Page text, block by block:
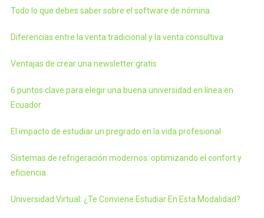
Todo lo que debes saber sobre el software de nómina
Diferencias entre la venta tradicional y la venta consultiva
Ventajas de crear una newsletter gratis
6 puntos clave para elegir una buena universidad en línea en
Ecuador
El impacto de estudiar un pregrado en la vida profesional
Sistemas de refrigeración modernos: optimizando el confort y
eficiencia
Universidad Virtual: ¿Te Conviene Estudiar En Esta Modalidad?